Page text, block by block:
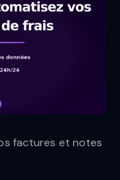
factures et notes